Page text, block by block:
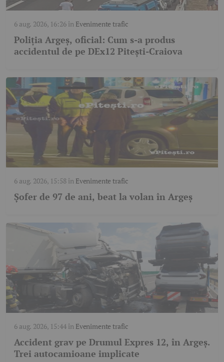
6 aug. 2026, 16:26în Evenimente trafic
Poliția Argeș, oficial: Cum s-a produs
accidentul de pe DEx12 Pitești-Craiova
6 aug. 2026, 15:58în Evenimente trafic
Șofer de 97 de ani, beat la volan în Argeș
6 aug. 2026, 15:44în Evenimente trafic
Accident grav pe Drumul Expres 12, în Argeș.
Trei autocamioane implicate